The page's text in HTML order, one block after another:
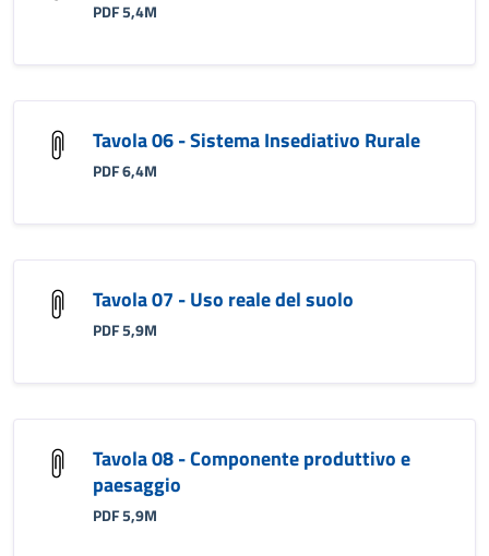
PDF 5,4M
Tavola 06 - Sistema Insediativo Rurale
PDF 6,4M
Tavola 07 - Uso reale del suolo
PDF 5,9M
Tavola 08 - Componente produttivo e
paesaggio
PDF 5,9M